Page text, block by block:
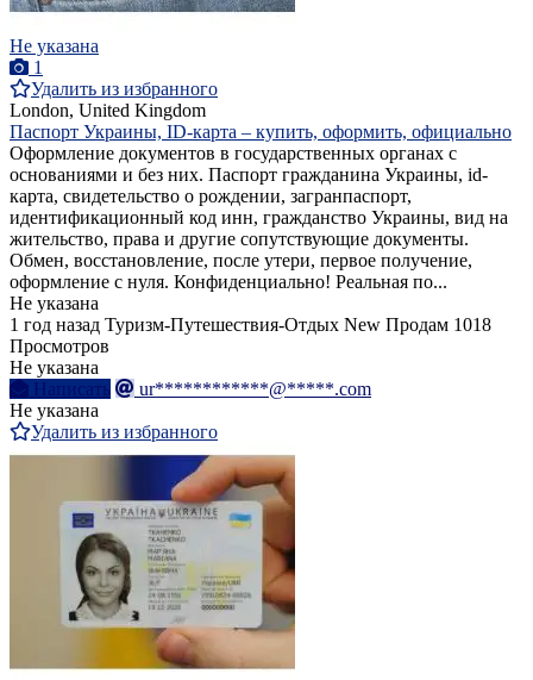
Не указана
1
Удалить из избранного
London, United Kingdom
Паспорт Украины, ID-карта – купить, оформить, официально
Оформление документов в государственных органах с
основаниями и без них. Паспорт гражданина Украины, id-
карта, свидетельство о рождении, загранпаспорт,
идентификационный код инн, гражданство Украины, вид на
жительство, права и другие сопутствующие документы.
Обмен, восстановление, после утери, первое получение,
оформление с нуля. Конфиденциально! Реальная по...
Не указана
1 год назад Туризм-Путешествия-Отдых New Продам 1018
Просмотров
Не указана
Написать
ur************@*****.com
Не указана
Удалить из избранного